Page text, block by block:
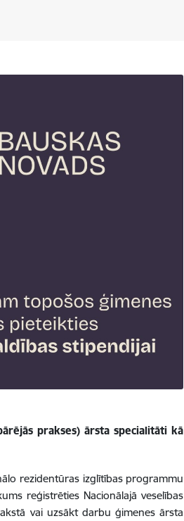
prakses) ārsta specialitāti kā
rezidentūras izglītības programmu
reģistrēties Nacionālajā veselības
vai uzsākt darbu ģimenes ārsta